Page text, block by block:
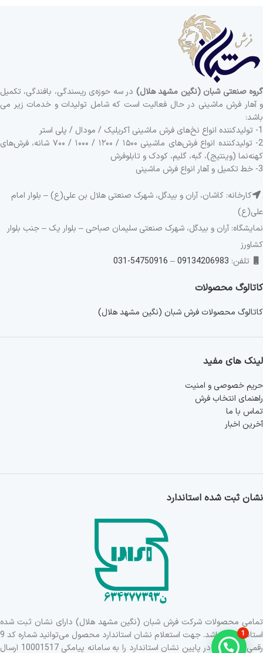
گروه صنعتی شبان (نگین مشهد هلال) در سه حوزه‌ی ریسندگی، بافندگی، تکمیل
و آهار فرش ماشینی در حال فعالیت است که شامل تولیدات و خدمات زیر می
باشد:
1- تولیدکننده انواع نخ‌های فرش ماشینی آکریلیک / مودال / پلی استر
2- تولیدکننده انواع فرش‌های ماشینی ۱۵۰۰ / ۱۲۰۰ / ۱۰۰۰ / ۷۰۰ شانه، فرش‌های
کهنه‌نما (وینتیج)، گبه، گلیم، کودک و تابلوفرش
3- خط تکمیل و آهار انواع فرش ماشینی
کارخانه: کاشان، آران و بیدگل، شهرک صنعتی هلال بن علی(ع) – بلوار امام
علی(ع)
نمایشگاه: آران و بیدگل، شهرک صنعتی سلیمان صباحی – بلوار یک – جنب بلوار
کشاورز
تلفن: 09134206983
–
54750916-031
کاتالوگ محصولات
کاتالوگ محصولات فرش شبان (نگین مشهد هلال)
لینک های مفید
حریم خصوصی و امنیت
راهنمای انتخاب فرش
تماس با ما
آخرین اخبار
نشان ثبت شده استاندارد
تمامی محصولات شرکت فرش شبان (نگین مشهد هلال) دارای نشان ثبت شده
استاندارد می‌باشد. جهت استعلام نشان استاندارد محصول می‌توانید شماره کد 9
رقمی درج شده در پایین نشان استاندارد را به سامانه پیامکی 10001517 ارسال
1